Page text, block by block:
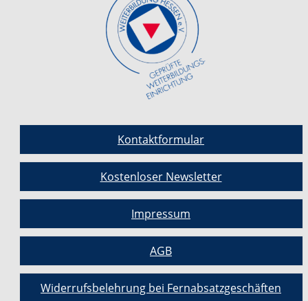
Kontaktformular
Kostenloser Newsletter
Impressum
AGB
Widerrufsbelehrung bei Fernabsatzgeschäften